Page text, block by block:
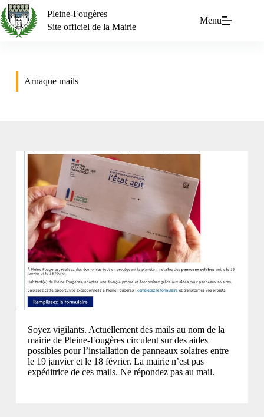
Pleine-Fougères
Site officiel de la Mairie
Menu
Arnaque mails
Soyez vigilants. Actuellement des mails au nom de la
mairie de Pleine-Fougères circulent sur des aides
possibles pour l’installation de panneaux solaires entre
le 19 janvier et le 18 février. La mairie n’est pas
expéditrice de ces mails. Ne répondez pas au mail.